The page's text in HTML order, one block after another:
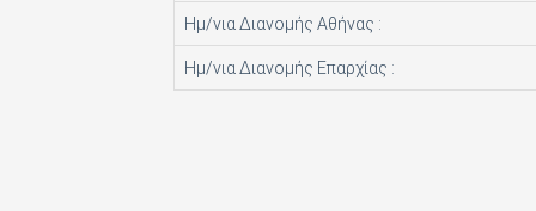
MEDIA2DAY ΕΚΔΟΤΙΚΗ Α.Ε
MILKRO HELLAS HELLAS PUBL. SERVICES LTD
Ημ/νια Διανομής Αθήνας :
Ημ/νια Διανομής Επαρχίας :